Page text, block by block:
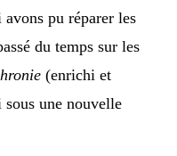
avons pu réparer les
du temps sur les
(enrichi et
une nouvelle